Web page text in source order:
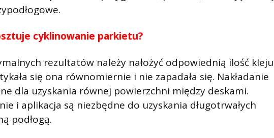
cyklinowanie parkietu?
rezultatów należy nałożyć odpowiednią ilość kleju
się ona równomiernie i nie zapadała się. Nakładanie
dla uzyskania równej powierzchni między deskami.
i aplikacja są niezbędne do uzyskania długotrwałych
podłogą.